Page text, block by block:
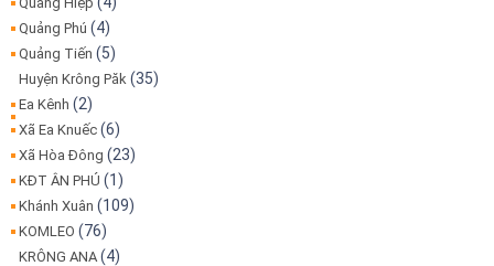
Quảng Phú (4)
Quảng Tiến (5)
Huyện Krông Păk (35)
Ea Kênh (2)
Xã Ea Knuếc (6)
Xã Hòa Đông (23)
KĐT ÂN PHÚ (1)
Khánh Xuân (109)
KOMLEO (76)
KRÔNG ANA (4)